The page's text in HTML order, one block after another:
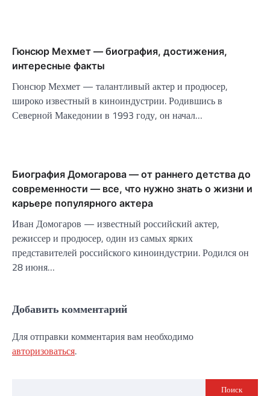
Гюнсюр Мехмет — биография, достижения,
интересные факты
Гюнсюр Мехмет — талантливый актер и продюсер,
широко известный в киноиндустрии. Родившись в
Северной Македонии в 1993 году, он начал…
Биография Домогарова — от раннего детства до
современности — все, что нужно знать о жизни и
карьере популярного актера
Иван Домогаров — известный российский актер,
режиссер и продюсер, один из самых ярких
представителей российского киноиндустрии. Родился он
28 июня…
Добавить комментарий
Для отправки комментария вам необходимо
авторизоваться.
Поиск